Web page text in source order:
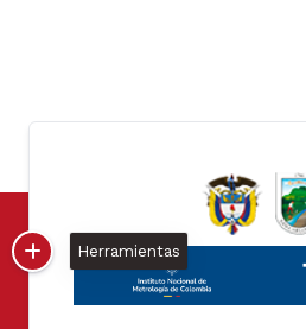
Herramientas